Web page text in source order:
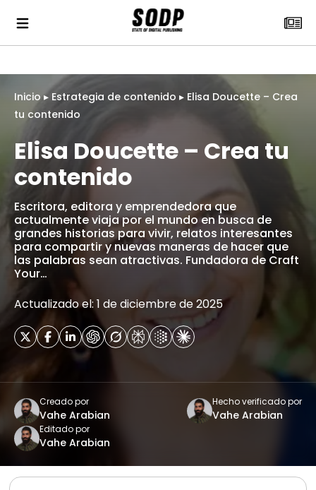
Inicio▸ Estrategia de contenido ▸ Elisa Doucette – Crea
tu contenido
Elisa Doucette – Crea tu
contenido
Escritora, editora y emprendedora que
actualmente viaja por el mundo en busca de
grandes historias para vivir, relatos interesantes
para compartir y nuevas maneras de hacer que
las palabras sean atractivas. Fundadora de Craft
Your…
Actualizado el: 1 de diciembre de 2025
Creado por
Vahe Arabian
Hecho verificado por
Vahe Arabian
Editado por
Vahe Arabian